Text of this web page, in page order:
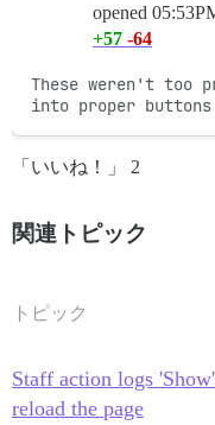
opened
+57 -64
These weren't too
into proper
「いいね！」 2
関連トピック
トピック
Staff action logs
reload the page